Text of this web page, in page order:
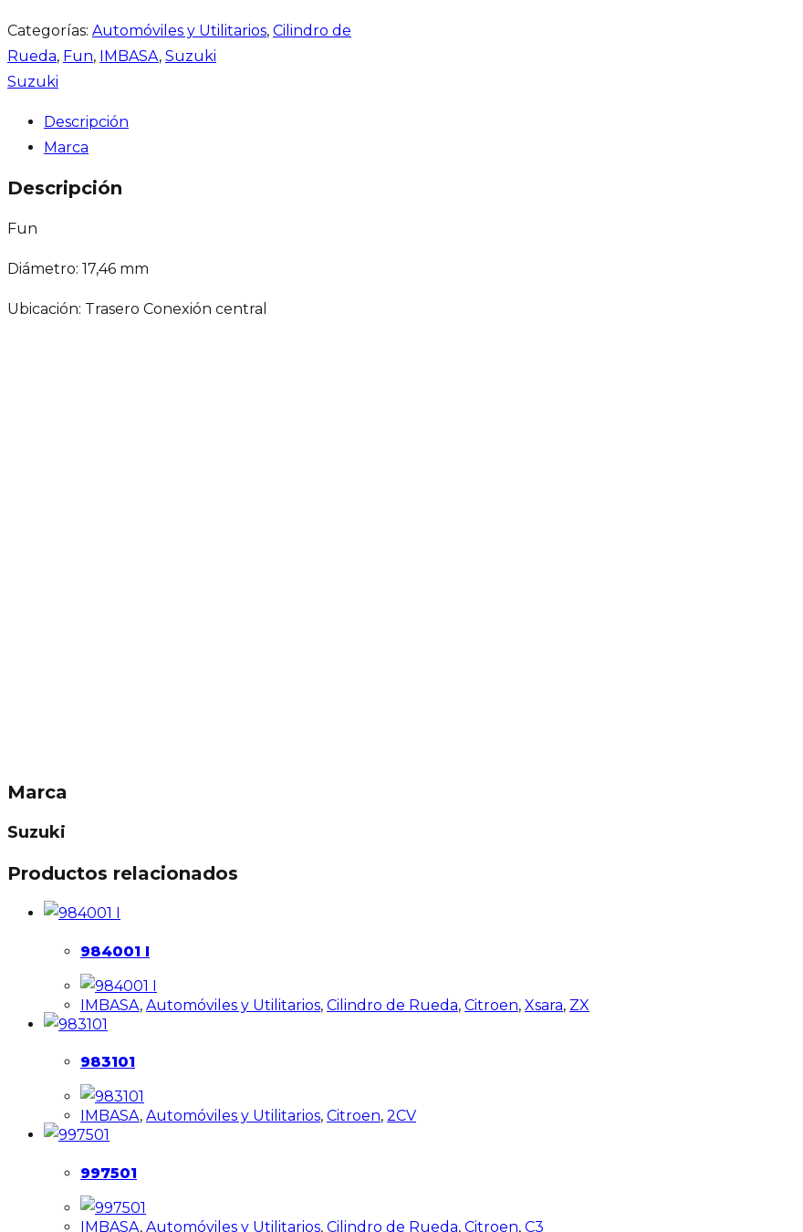
Categorías: Automóviles y Utilitarios, Cilindro de
Rueda, Fun, IMBASA, Suzuki
Suzuki
Descripción
Marca
Descripción
Fun
Diámetro: 17,46 mm
Ubicación: Trasero Conexión central
Marca
Suzuki
Productos relacionados
984001 I
IMBASA, Automóviles y Utilitarios, Cilindro de Rueda, Citroen, Xsara, ZX
983101
IMBASA, Automóviles y Utilitarios, Citroen, 2CV
997501
IMBASA, Automóviles y Utilitarios, Cilindro de Rueda, Citroen, C3